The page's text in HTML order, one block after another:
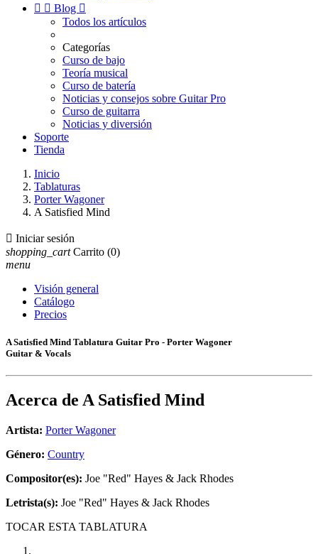
  Blog 
Todos los artículos
Categorías
Curso de bajo
Teoría musical
Curso de batería
Noticias y consejos sobre Guitar Pro
Curso de guitarra
Noticias y diversión
Soporte
Tienda
Inicio
Tablaturas
Porter Wagoner
A Satisfied Mind
 Iniciar sesión
shopping_cart Carrito (0)
menu
Visión general
Catálogo
Precios
A Satisfied Mind Tablatura Guitar Pro - Porter Wagoner
Guitar & Vocals
Acerca de A Satisfied Mind
Artista: Porter Wagoner
Género: Country
Compositor(es): Joe "Red" Hayes & Jack Rhodes
Letrista(s): Joe "Red" Hayes & Jack Rhodes
TOCAR ESTA TABLATURA